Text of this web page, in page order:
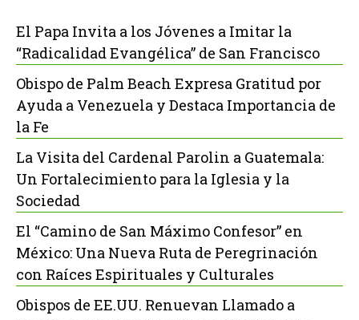
El Papa Invita a los Jóvenes a Imitar la
“Radicalidad Evangélica” de San Francisco
Obispo de Palm Beach Expresa Gratitud por
Ayuda a Venezuela y Destaca Importancia de
la Fe
La Visita del Cardenal Parolin a Guatemala:
Un Fortalecimiento para la Iglesia y la
Sociedad
El “Camino de San Máximo Confesor” en
México: Una Nueva Ruta de Peregrinación
con Raíces Espirituales y Culturales
Obispos de EE.UU. Renuevan Llamado a